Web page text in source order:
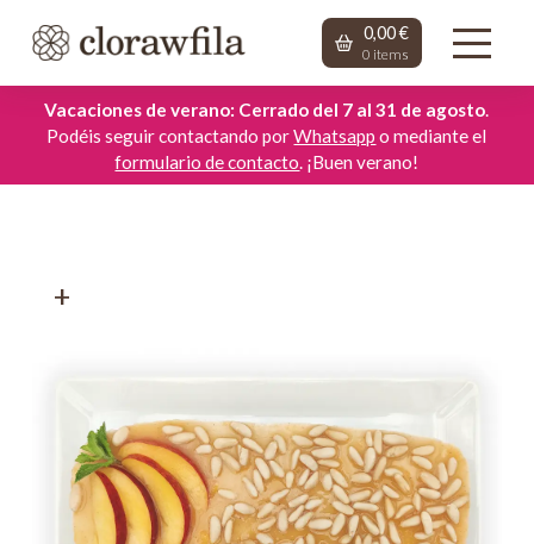
0,00€
0 items
Vacaciones de verano: Cerrado del 7 al 31 de agosto
Podéis seguir contactando porWhatsapp o mediante el
formulario de contacto . ¡Buen verano!